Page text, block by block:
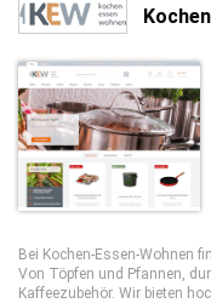
Bei Kochen-Essen-Wohnen
Von Töpfen und Pfannen,
Kaffeezubehör. Wir bieten